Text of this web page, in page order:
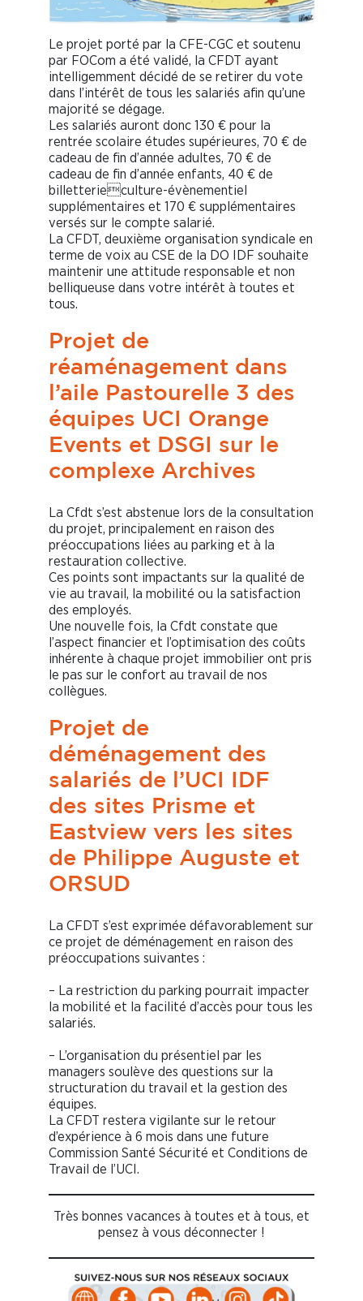
Le projet porté par la CFE-CGC et soutenu
par FOCom a été validé, la CFDT ayant
intelligemment décidé de se retirer du vote
dans l’intérêt de tous les salariés afin qu’une
majorité se dégage.
Les salariés auront donc 130 € pour la
rentrée scolaire études supérieures, 70 € de
cadeau de fin d’année adultes, 70 € de
cadeau de fin d’année enfants, 40 € de
billetterieculture-évènementiel
supplémentaires et 170 € supplémentaires
versés sur le compte salarié.
La CFDT, deuxième organisation syndicale en
terme de voix au CSE de la DO IDF souhaite
maintenir une attitude responsable et non
belliqueuse dans votre intérêt à toutes et
tous.
Projet de
réaménagement dans
l’aile Pastourelle 3 des
équipes UCI Orange
Events et DSGI sur le
complexe Archives
La Cfdt s’est abstenue lors de la consultation
du projet, principalement en raison des
préoccupations liées au parking et à la
restauration collective.
Ces points sont impactants sur la qualité de
vie au travail, la mobilité ou la satisfaction
des employés.
Une nouvelle fois, la Cfdt constate que
l’aspect financier et l’optimisation des coûts
inhérente à chaque projet immobilier ont pris
le pas sur le confort au travail de nos
collègues.
Projet de
déménagement des
salariés de l’UCI IDF
des sites Prisme et
Eastview vers les sites
de Philippe Auguste et
ORSUD
La CFDT s’est exprimée défavorablement sur
ce projet de déménagement en raison des
préoccupations suivantes :
– La restriction du parking pourrait impacter
la mobilité et la facilité d’accès pour tous les
salariés.
– L’organisation du présentiel par les
managers soulève des questions sur la
structuration du travail et la gestion des
équipes.
La CFDT restera vigilante sur le retour
d’expérience à 6 mois dans une future
Commission Santé Sécurité et Conditions de
Travail de l’UCI.
Très bonnes vacances à toutes et à tous, et
pensez à vous déconnecter !